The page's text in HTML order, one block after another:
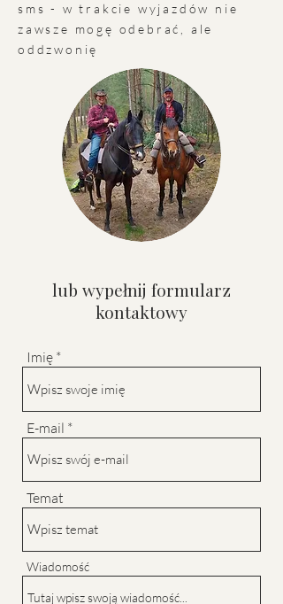
sms - w trakcie wyjazdów nie
zawsze mogę odebrać, ale
oddzwonię
lub wypełnij formularz
kontaktowy
Imię
E-mail
Temat
Wiadomość